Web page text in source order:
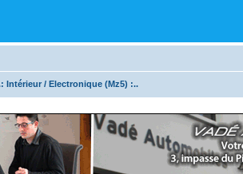
Intérieur / Electronique (Mz5) :..